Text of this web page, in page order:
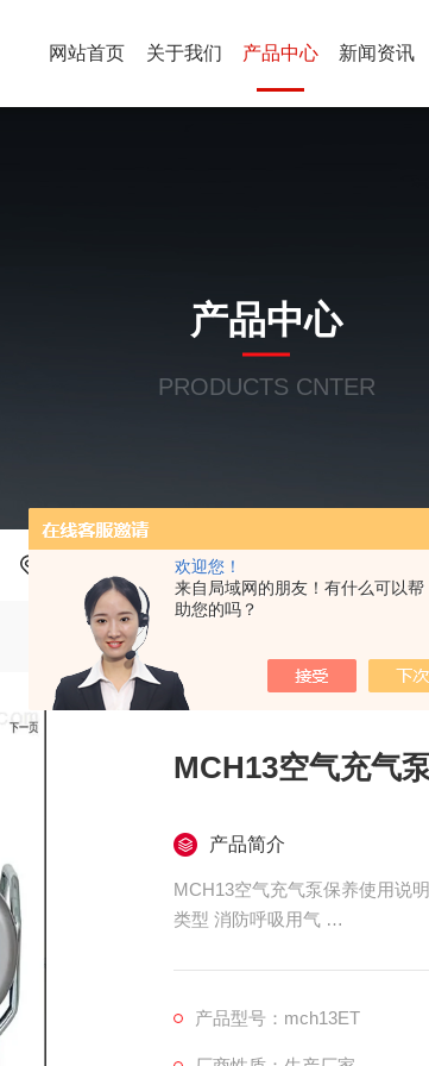
欢迎您！
来自局域网的朋友！有什么可以帮
助您的吗？
网站首页 关于我们 产品中心 新闻资讯
产品中心
PRODUCTS CNTER
产品中心
MCH13空气充气
产品简介
MCH13空气充气泵保养使用说
类型 消防呼吸用气
驱动功率 （kW） 4
产品型号：mch13ET